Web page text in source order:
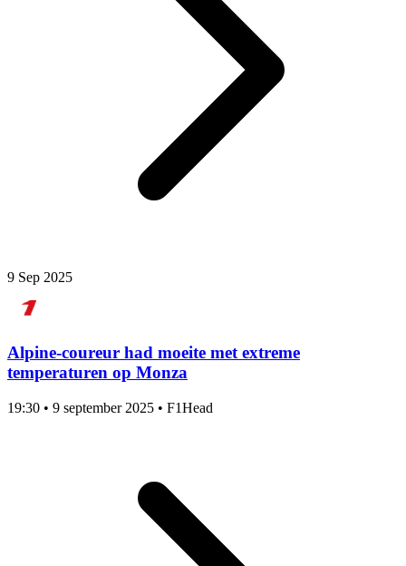
9 Sep 2025
Alpine-coureur had moeite met extreme
temperaturen op Monza
19:30 • 9 september 2025 • F1Head